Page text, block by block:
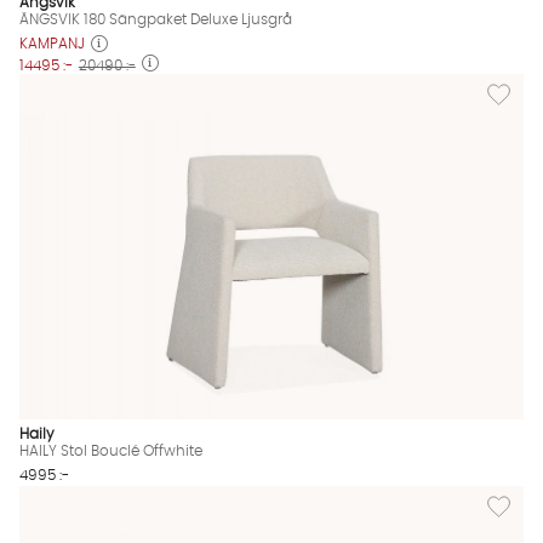
ÄNGSVIK 180 Sängpaket Deluxe Ljusgrå
KAMPANJ
14495 :- 20490 :-
Lägg
Haily
HAILY Stol Bouclé Offwhite
4995 :-
Lägg